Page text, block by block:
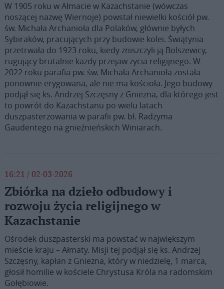
W 1905 roku w Ałmacie w Kazachstanie (wówczas
noszącej nazwę Wiernoje) powstał niewielki kościół pw.
św. Michała Archanioła dla Polaków, głównie byłych
Sybiraków, pracujących przy budowie kolei. Świątynia
przetrwała do 1923 roku, kiedy zniszczyli ją Bolszewicy,
rugujący brutalnie każdy przejaw życia religijnego. W
2022 roku parafia pw. św. Michała Archanioła została
ponownie erygowana, ale nie ma kościoła. Jego budowy
podjął się ks. Andrzej Szczęsny z Gniezna, dla którego jest
to powrót do Kazachstanu po wielu latach
duszpasterzowania w parafii pw. bł. Radzyma
Gaudentego na gnieźnieńskich Winiarach.
16:21 / 02-03-2026
Zbiórka na dzieło odbudowy i
rozwoju życia religijnego w
Kazachstanie
Ośrodek duszpasterski ma powstać w największym
mieście kraju – Ałmaty. Misji tej podjął się ks. Andrzej
Szczęsny, kapłan z Gniezna, który w niedzielę, 1 marca,
głosił homilie w kościele Chrystusa Króla na radomskim
Gołębiowie.